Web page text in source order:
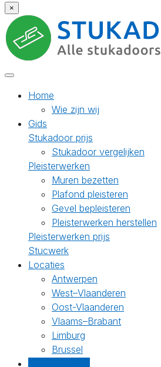
×
Home
Wie zijn wij
Gids
Stukadoor prijs
Stukadoor vergelijken
Pleisterwerken
Muren bezetten
Plafond pleisteren
Gevel bepleisteren
Pleisterwerken herstellen
Pleisterwerken prijs
Stucwerk
Locaties
Antwerpen
West–Vlaanderen
Oost-Vlaanderen
Vlaams–Brabant
Limburg
Brussel